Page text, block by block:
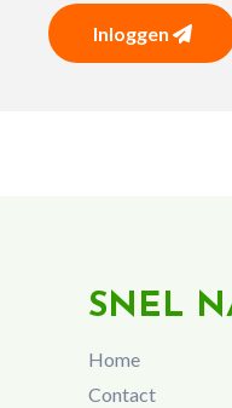
Inloggen
SNEL
Home
Contact